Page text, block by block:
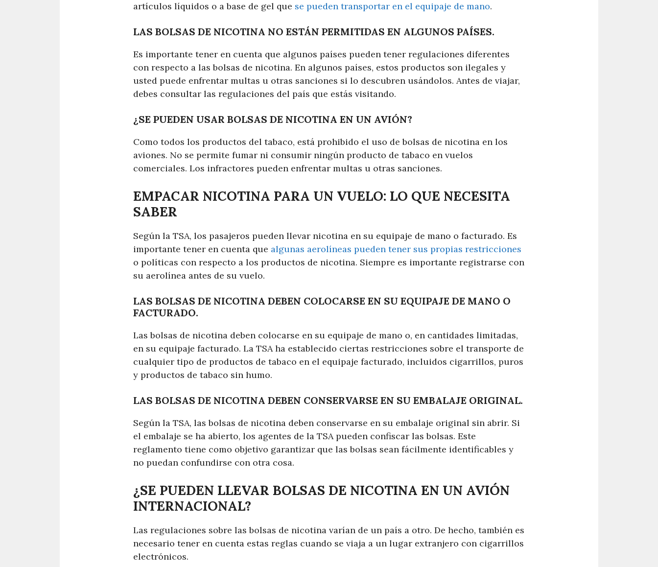
artículos líquidos o a base de gel que se pueden transportar en el equipaje de mano.
LAS BOLSAS DE NICOTINA NO ESTÁN PERMITIDAS EN ALGUNOS PAÍSES.
Es importante tener en cuenta que algunos países pueden tener regulaciones diferentes
con respecto a las bolsas de nicotina. En algunos países, estos productos son ilegales y
usted puede enfrentar multas u otras sanciones si lo descubren usándolos. Antes de viajar,
debes consultar las regulaciones del país que estás visitando.
¿SE PUEDEN USAR BOLSAS DE NICOTINA EN UN AVIÓN?
Como todos los productos del tabaco, está prohibido el uso de bolsas de nicotina en los
aviones. No se permite fumar ni consumir ningún producto de tabaco en vuelos
comerciales. Los infractores pueden enfrentar multas u otras sanciones.
EMPACAR NICOTINA PARA UN VUELO: LO QUE NECESITA
SABER
Según la TSA, los pasajeros pueden llevar nicotina en su equipaje de mano o facturado. Es
importante tener en cuenta que algunas aerolíneas pueden tener sus propias restricciones
o políticas con respecto a los productos de nicotina. Siempre es importante registrarse con
su aerolínea antes de su vuelo.
LAS BOLSAS DE NICOTINA DEBEN COLOCARSE EN SU EQUIPAJE DE MANO O
FACTURADO.
Las bolsas de nicotina deben colocarse en su equipaje de mano o, en cantidades limitadas,
en su equipaje facturado. La TSA ha establecido ciertas restricciones sobre el transporte de
cualquier tipo de productos de tabaco en el equipaje facturado, incluidos cigarrillos, puros
y productos de tabaco sin humo.
LAS BOLSAS DE NICOTINA DEBEN CONSERVARSE EN SU EMBALAJE ORIGINAL.
Según la TSA, las bolsas de nicotina deben conservarse en su embalaje original sin abrir. Si
el embalaje se ha abierto, los agentes de la TSA pueden confiscar las bolsas. Este
reglamento tiene como objetivo garantizar que las bolsas sean fácilmente identificables y
no puedan confundirse con otra cosa.
¿SE PUEDEN LLEVAR BOLSAS DE NICOTINA EN UN AVIÓN
INTERNACIONAL?
Las regulaciones sobre las bolsas de nicotina varían de un país a otro. De hecho, también es
necesario tener en cuenta estas reglas cuando se viaja a un lugar extranjero con cigarrillos
electrónicos.